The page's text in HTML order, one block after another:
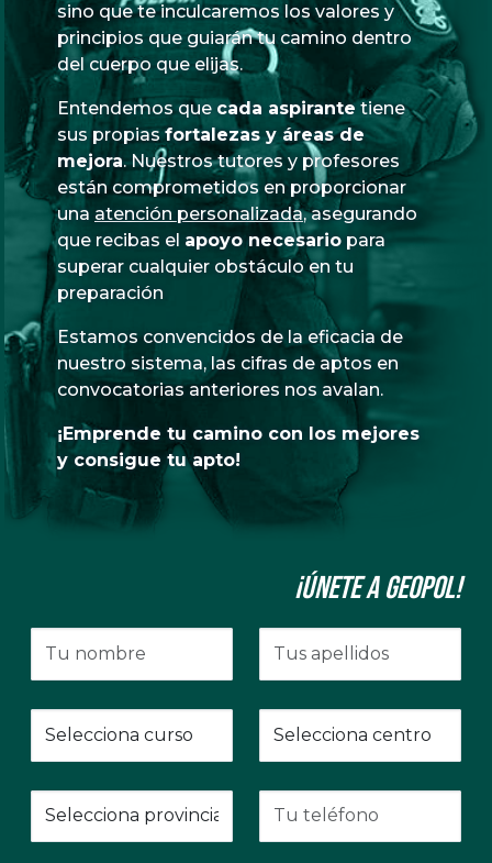
sino que te inculcaremos los valores y
principios que guiarán tu camino dentro
del cuerpo que elijas.
Entendemos que cada aspirante tiene
sus propias fortalezas y áreas de
mejora. Nuestros tutores y profesores
están comprometidos en proporcionar
una atención personalizada, asegurando
que recibas el apoyo necesario para
superar cualquier obstáculo en tu
preparación
Estamos convencidos de la eficacia de
nuestro sistema, las cifras de aptos en
convocatorias anteriores nos avalan.
¡Emprende tu camino con los mejores
y consigue tu apto!
¡Únete a GeoPol!